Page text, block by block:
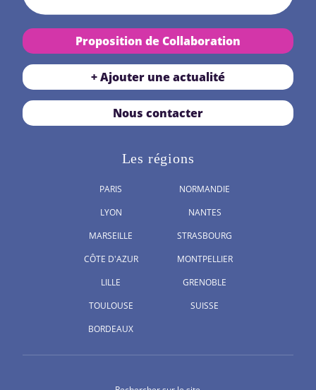
Proposition de Collaboration
+ Ajouter une actualité
Nous contacter
Les régions
PARIS
LYON
MARSEILLE
CÔTE D'AZUR
LILLE
TOULOUSE
BORDEAUX
NORMANDIE
NANTES
STRASBOURG
MONTPELLIER
GRENOBLE
SUISSE